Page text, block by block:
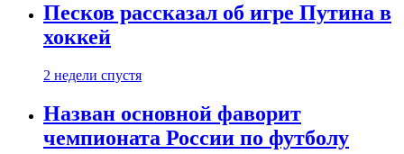
Песков рассказал об игре Путина в
хоккей
2 недели спустя
Назван основной фаворит
чемпионата России по футболу